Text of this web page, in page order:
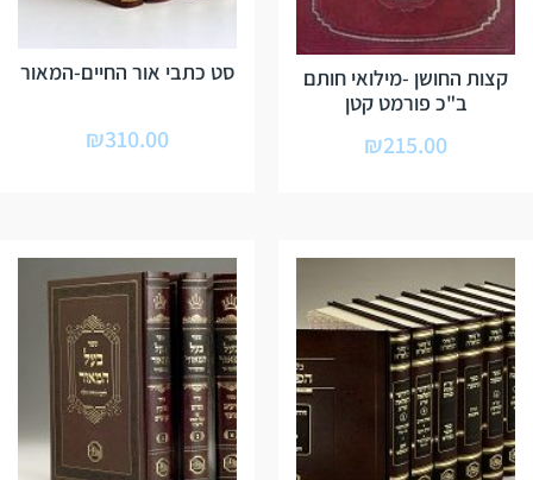
קצות החושן -מילואי חותם
ב"כ פורמט קטן
₪215.00
סט כתבי אור החיים-המאור
₪310.00